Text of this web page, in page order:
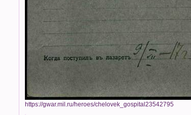
https://gwar.mil.ru/heroes/chelovek_gospital23542795